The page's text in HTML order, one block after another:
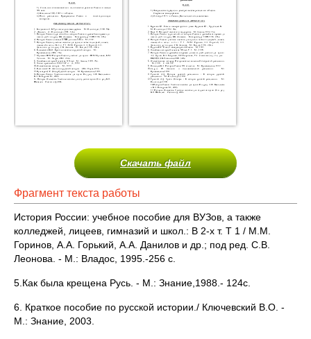
Скачать файл
Фрагмент текста работы
История России: учебное пособие для ВУЗов, а также
колледжей, лицеев, гимназий и школ.: В 2-х т. Т 1 / М.М.
Горинов, А.А. Горький, А.А. Данилов и др.; под ред. С.В.
Леонова. - М.: Владос, 1995.-256 с.
5.Как была крещена Русь. - М.: Знание,1988.- 124с.
6. Краткое пособие по русской истории./ Ключевский В.О. -
М.: Знание, 2003.